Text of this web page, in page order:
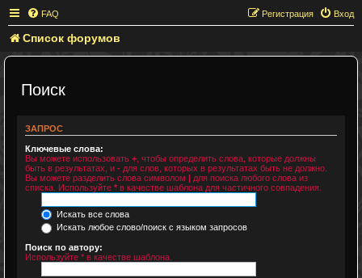
FAQ Вход
Регистрация
Список форумов
Поиск
ЗАПРОС
Ключевые слова:
Вы можете использовать + , чтобы определить слова, которые должны
быть в результатах, и - для слов, которых в результатах быть не должно.
Вы можете разделить слова символом | для поиска любого слова из
списка. Используйте * в качестве шаблона для частичного совпадения.
Искать все слова
Искать любое слово/поиск с языком запросов
Поиск по автору:
Используйте * в качестве шаблона.